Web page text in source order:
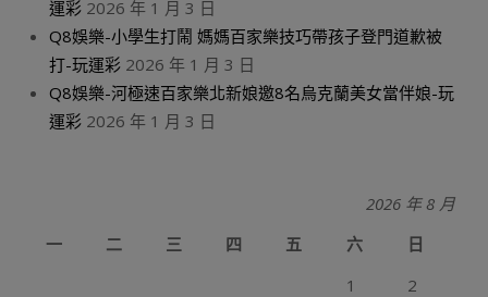
運彩 2026 年 1 月 3 日
Q8娛樂-小學生打鬧 媽媽百家樂技巧帶孩子登門道歉被
打-玩運彩 2026 年 1 月 3 日
Q8娛樂-河極速百家樂北新娘邀8名烏克蘭美女當伴娘-玩
運彩 2026 年 1 月 3 日
2026 年 8 月
一
二 三 四 五 六
日
1
2